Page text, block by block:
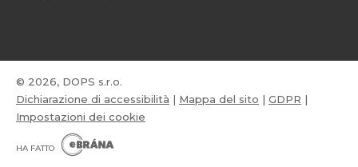
© 2026, DOPS s.r.o.
Dichiarazione di accessibilità | Mappa del sito | GDPR |
Impostazioni dei cookie
HA FATTO
B